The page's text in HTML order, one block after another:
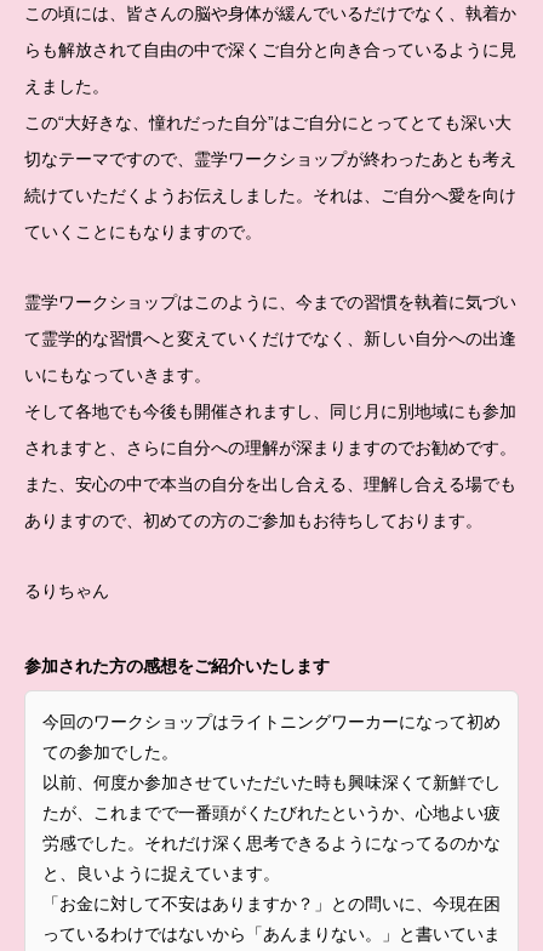
この頃には、皆さんの脳や身体が緩んでいるだけでなく、執着か
らも解放されて自由の中で深くご自分と向き合っているように見
えました。
この“大好きな、憧れだった自分”はご自分にとってとても深い大
切なテーマですので、霊学ワークショップが終わったあとも考え
続けていただくようお伝えしました。それは、ご自分へ愛を向け
ていくことにもなりますので。
霊学ワークショップはこのように、今までの習慣を執着に気づい
て霊学的な習慣へと変えていくだけでなく、新しい自分への出逢
いにもなっていきます。
そして各地でも今後も開催されますし、同じ月に別地域にも参加
されますと、さらに自分への理解が深まりますのでお勧めです。
また、安心の中で本当の自分を出し合える、理解し合える場でも
ありますので、初めての方のご参加もお待ちしております。
るりちゃん
参加された方の感想をご紹介いたします
今回のワークショップはライトニングワーカーになって初め
ての参加でした。
以前、何度か参加させていただいた時も興味深くて新鮮でし
たが、これまでで一番頭がくたびれたというか、心地よい疲
労感でした。それだけ深く思考できるようになってるのかな
と、良いように捉えています。
「お金に対して不安はありますか？」との問いに、今現在困
っているわけではないから「あんまりない。」と書いていま